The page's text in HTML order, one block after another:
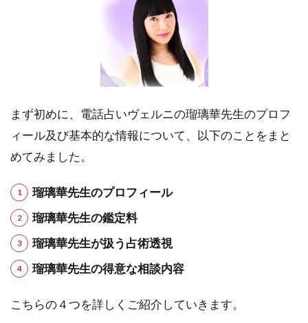
ー
び
本
的
な
報
1.1
璃華
まず初めに、電話占いヴェルニの瑠璃華先生のプロフ
ィール及び基本的な情報について、以下のことをまと
めてみました。
瑠璃華先生のプロフィール
瑠璃華先生の鑑定料
瑠璃華先生が扱う占術透視
瑠璃華先生の得意な相談内容
こちらの４つを詳しくご紹介していきます。